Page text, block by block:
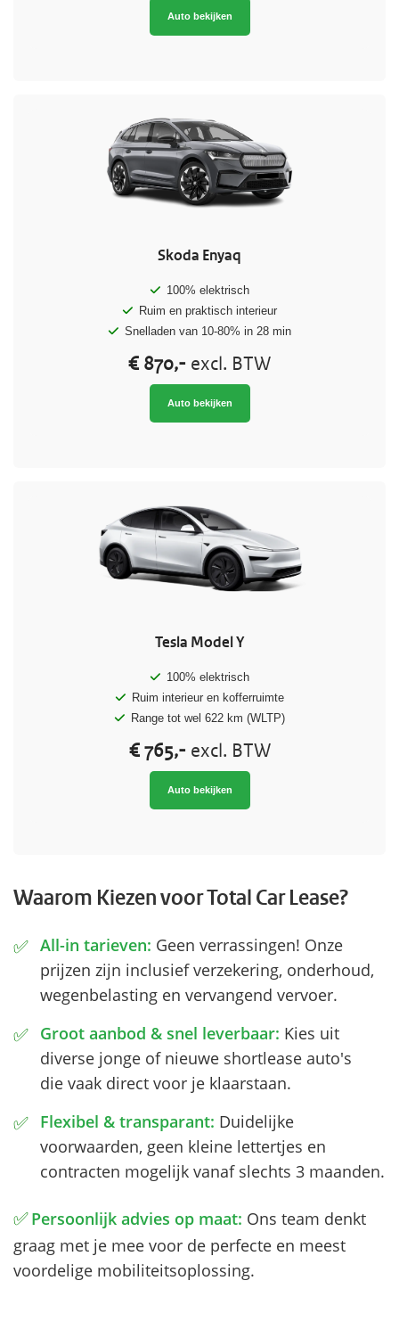
Auto bekijken
Skoda Enyaq
100% elektrisch
Ruim en praktisch interieur
Snelladen van 10-80% in 28 min
€ 870,- excl. BTW
Auto bekijken
Tesla Model Y
100% elektrisch
Ruim interieur en kofferruimte
Range tot wel 622 km (WLTP)
€ 765,- excl. BTW
Auto bekijken
Waarom Kiezen voor Total Car Lease?
✅ All-in tarieven: Geen verrassingen! Onze
prijzen zijn inclusief verzekering, onderhoud,
wegenbelasting en vervangend vervoer.
✅ Groot aanbod & snel leverbaar: Kies uit
diverse jonge of nieuwe shortlease auto's
die vaak direct voor je klaarstaan.
✅ Flexibel & transparant: Duidelijke
voorwaarden, geen kleine lettertjes en
contracten mogelijk vanaf slechts 3 maanden.
✅Persoonlijk advies op maat: Ons team denkt
graag met je mee voor de perfecte en meest
voordelige mobiliteitsoplossing.